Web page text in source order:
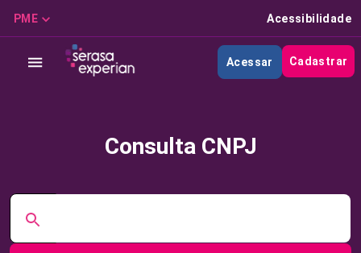
PME Acessibilidade
Acessar Cadastrar
Consulta CNPJ